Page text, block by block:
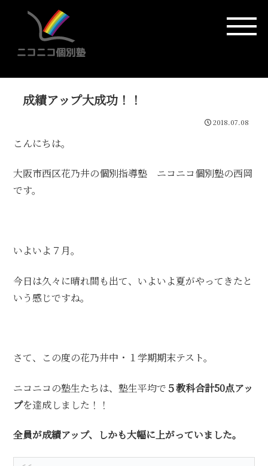
成績アップ大成功！！
2018.07.08
こんにちは。
大阪市西区花乃井の個別指導塾 ニコニコ個別塾の西岡
です。
いよいよ７月。
今日は久々に晴れ間も出て、いよいよ夏がやってきたと
いう感じですね。
さて、この度の花乃井中・１学期期末テスト。
ニコニコの塾生たちは、塾生平均で ５教科合計50点アッ
プを達成しました！！
全員が成績アップ、しかも大幅に上がっていました。